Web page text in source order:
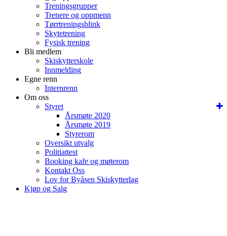
Treningsgrupper
Trenere og oppmenn
Tørrtreningsblink
Skytetrening
Fysisk trening
Bli medlem
Skiskytterskole
Innmelding
Egne renn
Internrenn
Om oss
Styret
Årsmøte 2020
Årsmøte 2019
Styrerom
Oversikt utvalg
Politiattest
Booking kafe og møterom
Kontakt Oss
Lov for Byåsen Skiskytterlag
Kjøp og Salg